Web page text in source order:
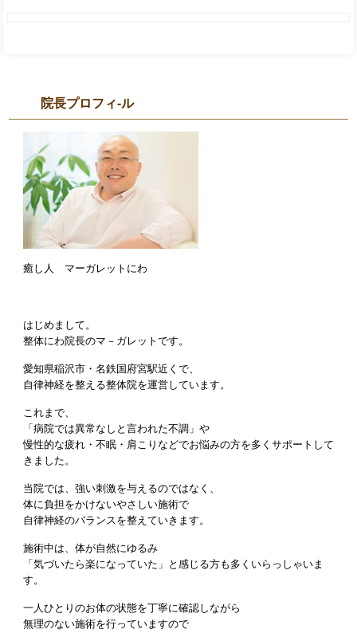
院長プロフィ-ル
癒し人 マーガレットにわ
はじめまして。
整体にわ院長のマ－ガレットです。
愛知県稲沢市・名鉄国府宮駅近くで、
自律神経を整える整体院を運営しています。
これまで、
「病院では異常なしと言われた不調」や
慢性的な疲れ・不眠・肩こりなどでお悩みの方を多くサポートして
きました。
当院では、強い刺激を与えるのではなく、
体に負担をかけないやさしい施術で
自律神経のバランスを整えていきます。
施術中は、体が自然にゆるみ
「気づいたら楽になっていた」と感じる方も多くいらっしゃいま
す。
一人ひとりのお体の状態を丁寧に確認しながら
無理のない施術を行っていますので